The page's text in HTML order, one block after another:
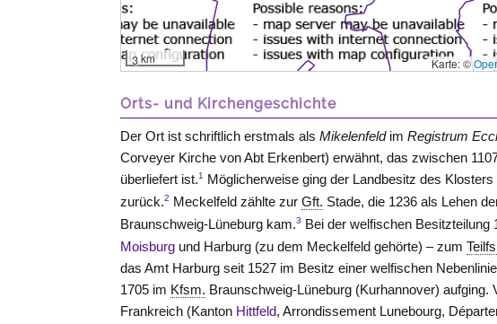
3 km Karte: ©
Orts- und Kirchengeschichte
Der Ort ist schriftlich erstmals alsMikelenfeld imRegistrum
Corveyer Kirche von Abt Erkenbert) erwähnt, das zwischen
überliefert ist.1 Möglicherweise ging der Landbesitz des
zurück.2 Meckelfeld zählte zurGft. Stade, die 1236 als Lehen
Braunschweig-Lüneburg kam.3 Bei der welfischen Besitzteilung
Moisburg und Harburg (zu dem Meckelfeld gehörte) – zum
das Amt Harburg seit 1527 im Besitz einer welfischen
1705 im Kfsm. Braunschweig-Lüneburg (Kurhannover)
Frankreich (Kanton Hittfeld, Arrondissement Lunebourg,